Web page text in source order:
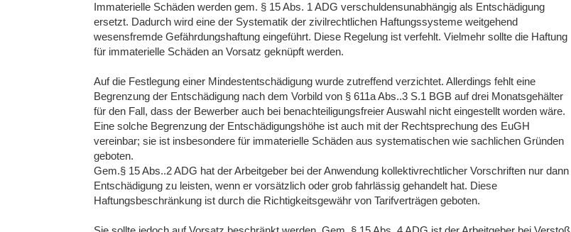
Immaterielle Schäden werden gem. § 15 Abs. 1 ADG verschuldensunabhängig als Entschädigung
ersetzt. Dadurch wird eine der Systematik der zivilrechtlichen Haftungssysteme weitgehend
wesensfremde Gefährdungshaftung eingeführt. Diese Regelung ist verfehlt. Vielmehr sollte die Haftung
für immaterielle Schäden an Vorsatz geknüpft werden.
Auf die Festlegung einer Mindestentschädigung wurde zutreffend verzichtet. Allerdings fehlt eine
Begrenzung der Entschädigung nach dem Vorbild von § 611a Abs..3 S.1 BGB auf drei Monatsgehälter
für den Fall, dass der Bewerber auch bei benachteiligungsfreier Auswahl nicht eingestellt worden wäre.
Eine solche Begrenzung der Entschädigungshöhe ist auch mit der Rechtsprechung des EuGH
vereinbar; sie ist insbesondere für immaterielle Schäden aus systematischen wie sachlichen Gründen
geboten.
Gem.§ 15 Abs..2 ADG hat der Arbeitgeber bei der Anwendung kollektivrechtlicher Vorschriften nur dann
Entschädigung zu leisten, wenn er vorsätzlich oder grob fahrlässig gehandelt hat. Diese
Haftungsbeschränkung ist durch die Richtigkeitsgewähr von Tarifverträgen geboten.